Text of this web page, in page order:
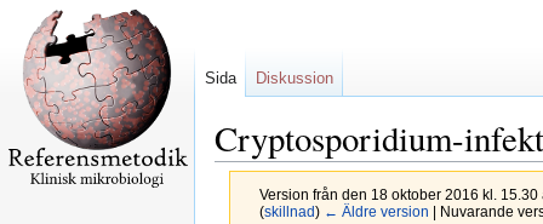
Cryptosporidium-
Version från den 18 oktober 2016 kl.
(skillnad) ← Äldre version | Nuvarande
Sida Diskussion